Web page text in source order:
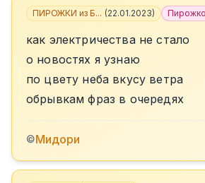
ПИРОЖКИ из Б... (22.01.2023)
как электричества не стало
о новостях я узнаю
по цвету неба вкусу ветра
обрывкам фраз в очередях
©Мидори